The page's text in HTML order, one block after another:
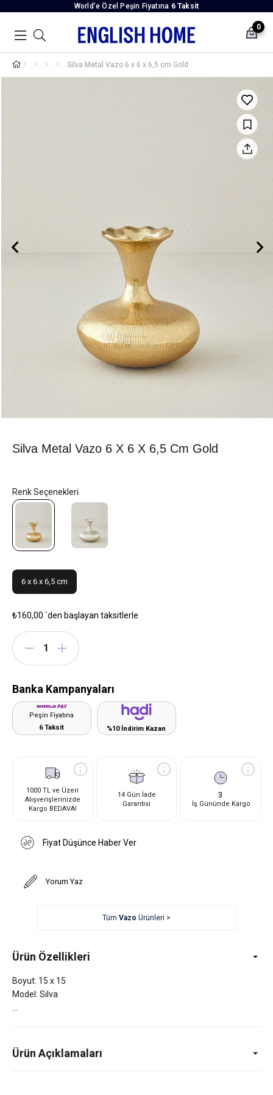
World’e Özel Peşin Fiyatına 6 Taksit
0
Silva Metal Vazo 6 x 6 x 6,5 cm Gold
Silva Metal Vazo 6 X 6 X 6,5 Cm Gold
6 x 6 x 6,5 cm
₺160,00 `den başlayan taksitlerle
Banka Kampanyaları
Peşin Fiyatına
6 Taksit
%10 İndirim Kazan
1000 TL ve Üzeri
Alışverişlerinizde
Kargo BEDAVA!
14 Gün İade
Garantisi
3
İş Gününde Kargo
Fiyat Düşünce Haber Ver
Yorum Yaz
Tüm Vazo Ürünleri >
Ürün Özellikleri
Boyut: 15 x 15
Model: Silva
Ürün Açıklamaları